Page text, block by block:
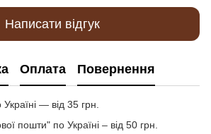
Написати відгук
Оплата Повернення
— від 35 грн.
пошти" по Україні – від 50 грн.